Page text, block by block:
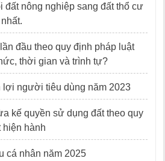
đất nông nghiệp sang đất thổ cư
đầu theo quy định pháp luật
thời gian và trình tự?
lợi người tiêu dùng năm 2023
kế quyền sử dụng đất theo quy
hiện hành
cá nhân năm 2025